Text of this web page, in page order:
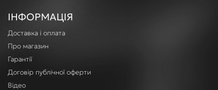
ІНФОРМАЦІЯ
Доставка і оплата
Про магазин
Гарантії
Договір публічної оферти
Відео